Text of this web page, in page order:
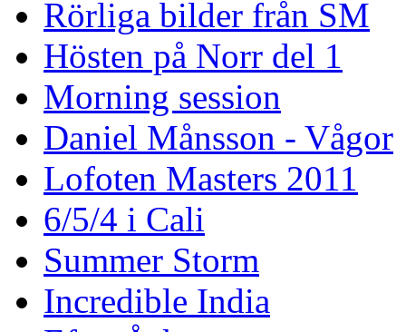
Rörliga bilder från SM
Hösten på Norr del 1
Morning session
Daniel Månsson - Vågor
Lofoten Masters 2011
6/5/4 i Cali
Summer Storm
Incredible India